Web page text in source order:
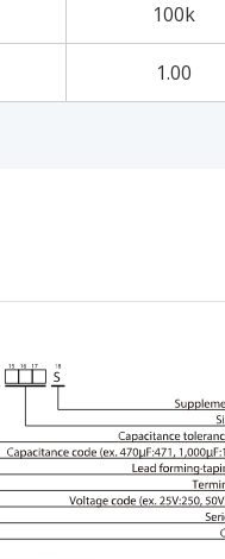
100k
1.00